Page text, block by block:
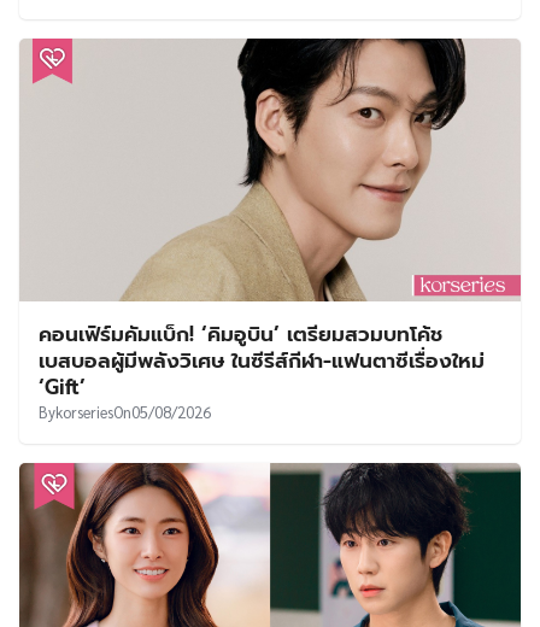
คอนเฟิร์มคัมแบ็ก! ‘คิมอูบิน’ เตรียมสวมบทโค้ช
เบสบอลผู้มีพลังวิเศษ ในซีรีส์กีฬา-แฟนตาซีเรื่องใหม่
‘Gift’
BykorseriesOn05/08/2026